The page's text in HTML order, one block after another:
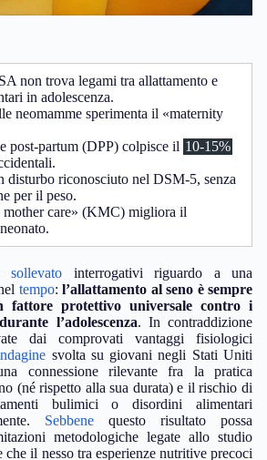
non trova legami tra allattamento e
in adolescenza.
neomamme sperimenta il «maternity
post-partum (DPP) colpisce il 10-15%
riconosciuto nel DSM-5, senza
per il peso.
mother care» (KMC) migliora il
sollevato interrogativi riguardo a una
tempo: l’allattamento al seno è sempre
fattore protettivo universale contro i
l’adolescenza. In contraddizione
dai comprovati vantaggi fisiologici
svolta su giovani negli Stati Uniti
connessione rilevante fra la pratica
(né rispetto alla sua durata) e il rischio di
bulimici o disordini alimentari
Sebbene questo risultato possa
metodologiche legate allo studio
che il nesso tra esperienze nutritive precoci